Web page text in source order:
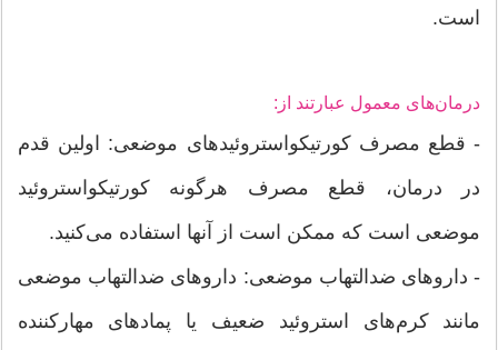
است.
درمان‌های معمول عبارتند از:
- قطع مصرف کورتیکواستروئیدهای موضعی: اولین قدم
در درمان، قطع مصرف هرگونه کورتیکواستروئید
موضعی است که ممکن است از آنها استفاده می‌کنید.
- داروهای ضدالتهاب موضعی: داروهای ضدالتهاب موضعی
مانند کرم‌های استروئید ضعیف یا پمادهای مهارکننده